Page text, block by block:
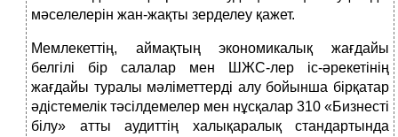
мәселелерін жан-жақты зерделеу қажет.
Мемлекеттің, аймақтың экономикалық жағдайы
белгілі бір салалар мен ШЖС-лер іс-әрекетінің
жағдайы туралы мәліметтерді алу бойынша бірқатар
әдістемелік тәсілдемелер мен нұсқалар 310 «Бизнесті
білу» атты аудиттің халықаралық стандартында